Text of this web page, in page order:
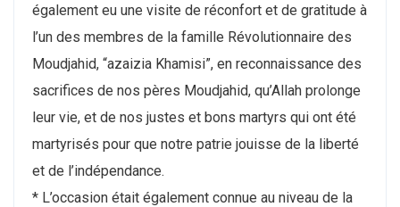
également eu une visite de réconfort et de gratitude à
l’un des membres de la famille Révolutionnaire des
Moudjahid, “azaizia Khamisi”, en reconnaissance des
sacrifices de nos pères Moudjahid, qu’Allah prolonge
leur vie, et de nos justes et bons martyrs qui ont été
martyrisés pour que notre patrie jouisse de la liberté
et de l’indépendance.
* L’occasion était également connue au niveau de la